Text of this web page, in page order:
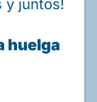
y juntos!
huelga